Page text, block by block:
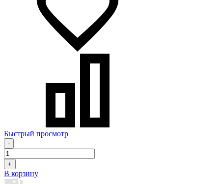
Быстрый просмотр
-
+
В корзину